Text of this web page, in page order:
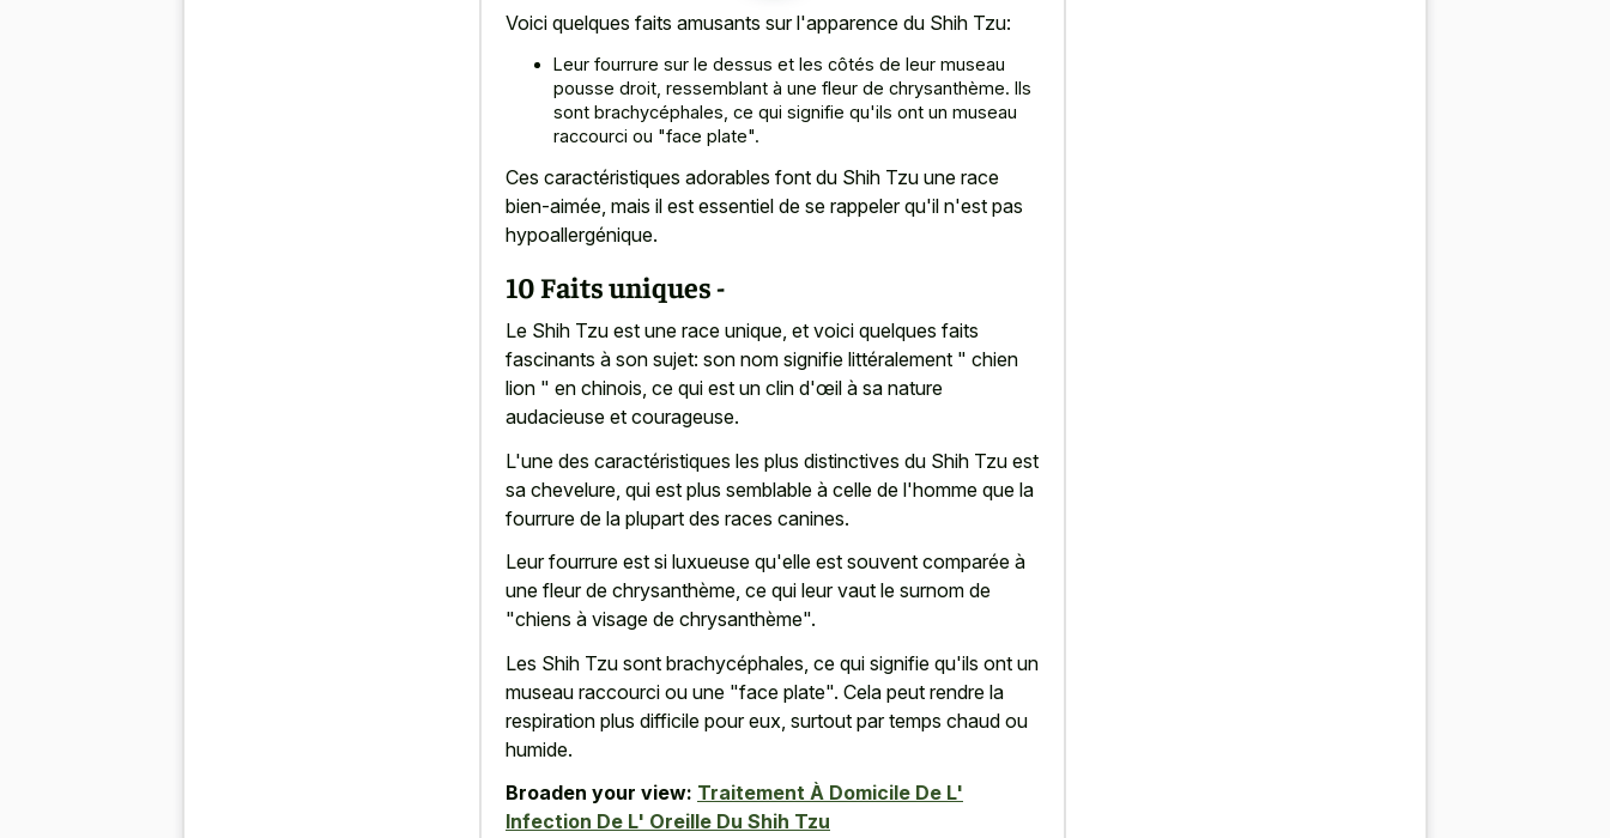
Voici quelques faits amusants sur l'apparence du Shih Tzu:
Leur fourrure sur le dessus et les côtés de leur museau
pousse droit, ressemblant à une fleur de chrysanthème. Ils
sont brachycéphales, ce qui signifie qu'ils ont un museau
raccourci ou "face plate".
Ces caractéristiques adorables font du Shih Tzu une race
bien-aimée, mais il est essentiel de se rappeler qu'il n'est pas
hypoallergénique.
10 Faits uniques -
Le Shih Tzu est une race unique, et voici quelques faits
fascinants à son sujet: son nom signifie littéralement " chien
lion " en chinois, ce qui est un clin d'œil à sa nature
audacieuse et courageuse.
L'une des caractéristiques les plus distinctives du Shih Tzu est
sa chevelure, qui est plus semblable à celle de l'homme que la
fourrure de la plupart des races canines.
Leur fourrure est si luxueuse qu'elle est souvent comparée à
une fleur de chrysanthème, ce qui leur vaut le surnom de
"chiens à visage de chrysanthème".
Les Shih Tzu sont brachycéphales, ce qui signifie qu'ils ont un
museau raccourci ou une "face plate". Cela peut rendre la
respiration plus difficile pour eux, surtout par temps chaud ou
humide.
Broaden your view: Traitement À Domicile De L'
Infection De L' Oreille Du Shih Tzu